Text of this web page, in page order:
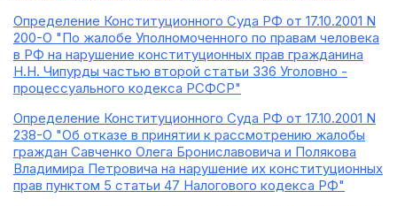
Определение Конституционного Суда РФ от 17.10.2001 N
200-О "По жалобе Уполномоченного по правам человека
в РФ на нарушение конституционных прав гражданина
Н.Н. Чипурды частью второй статьи 336 Уголовно -
процессуального кодекса РСФСР"
Определение Конституционного Суда РФ от 17.10.2001 N
238-О "Об отказе в принятии к рассмотрению жалобы
граждан Савченко Олега Брониславовича и Полякова
Владимира Петровича на нарушение их конституционных
прав пунктом 5 статьи 47 Налогового кодекса РФ"